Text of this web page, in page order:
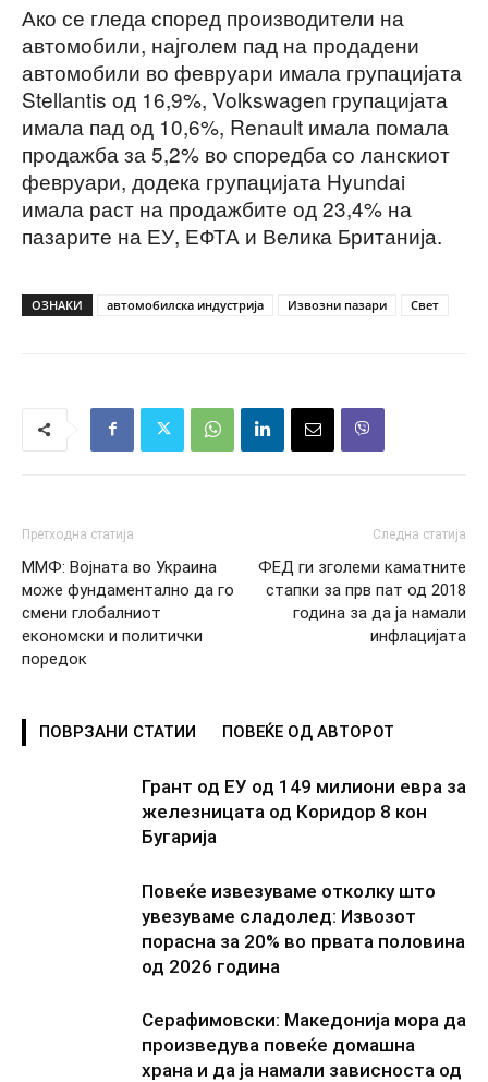
Ако се гледа според производители на
автомобили, најголем пад на продадени
автомобили во февруари имала групацијата
Stellantis од 16,9%, Volkswagen групацијата
имала пад од 10,6%, Renault имала помала
продажба за 5,2% во споредба со ланскиот
февруари, додека групацијата Hyundai
имала раст на продажбите од 23,4% на
пазарите на ЕУ, ЕФТА и Велика Британија.
ОЗНАКИ автомобилска индустрија Извозни пазари Свет
Претходна статија
ММФ: Војната во Украина
може фундаментално да го
смени глобалниот
економски и политички
поредок
Следна статија
ФЕД ги зголеми каматните
стапки за прв пат од 2018
година за да ја намали
инфлацијата
ПОВРЗАНИ СТАТИИ ПОВЕЌЕ ОД АВТОРОТ
Грант од ЕУ од 149 милиони евра за
железницата од Коридор 8 кон
Бугарија
Повеќе извезуваме отколку што
увезуваме сладолед: Извозот
порасна за 20% во првата половина
од 2026 година
Серафимовски: Македонија мора да
произведува повеќе домашна
храна и да ја намали зависноста од